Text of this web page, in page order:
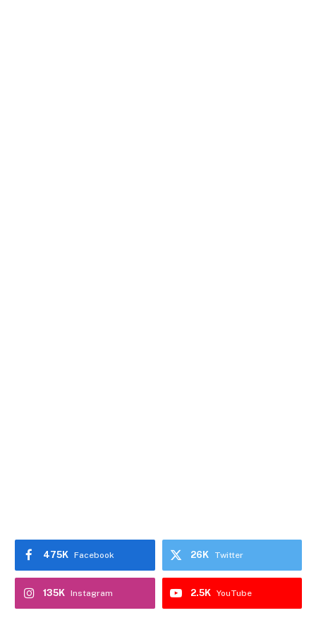
Facebook
475K Twitter
26K
Instagram
135K YouTube
2.5K